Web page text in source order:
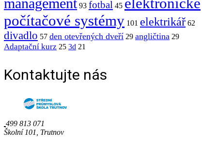
management 93 fotbal 45
počítačové systémy 101 elektrikář 62
divadlo 57 den otevřených dveří 29 angličtina 29
Adaptační kurz 25 3d 21
Kontaktujte nás
499 813 071
Školní 101, Trutnov